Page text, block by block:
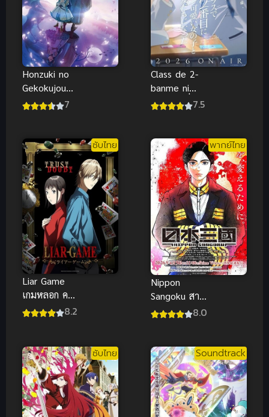
Honzuki no
Gekokujou
4th การปฏิวัติ
(ซับไทย)
7
Class de 2-
banme ni
Kawaii เพื่อน
อันดับสองของ
ห้อง (ซับไทย)
7.5
ซับไทย
Liar Game
เกมหลอก คน
ลวง (ซับไทย)
8.2
พากย์ไทย
Nippon
Sangoku สาม
ชาติแห่งดวง
ไทย)
8.0
ซับไทย Soundtrack